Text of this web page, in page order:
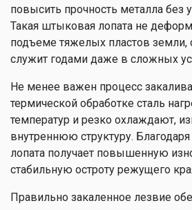
повысить прочность металла без
Такая штыковая лопата не
подъеме тяжелых пластов земли,
служит годами даже в сложных
Не менее важен процесс
термической обработке сталь
температур и резко охлаждают,
внутреннюю структуру.
лопата получает повышенную
стабильную остроту режущего
Правильно закаленное лезвие